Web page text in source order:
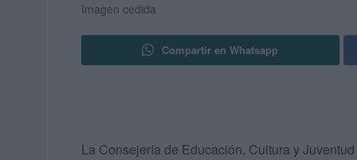
Imagen cedida
Compartir en Whatsapp
La Consejería de Educación, Cultura y Juventud